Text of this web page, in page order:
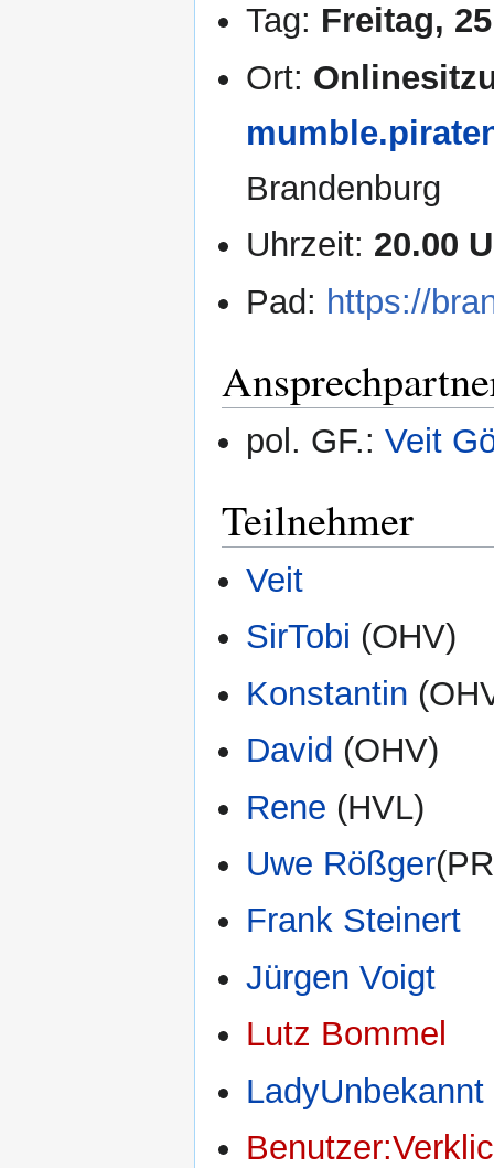
Tag: Freitag,
Ort:
Brandenburg
Uhrzeit: 20.00
Pad: https://
pol. GF.:Veit
Teilnehmer
Veit
SirTobi (OHV)
Konstantin
David (OHV)
Rene (HVL)
Uwe Rößger
Frank Steinert
Jürgen Voigt
Lutz Bommel
LadyUnbekannt